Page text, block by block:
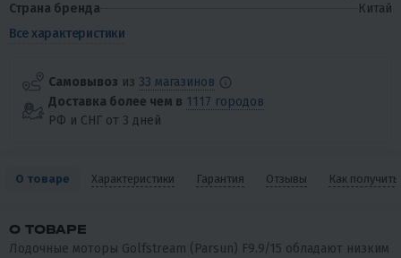
Страна бренда
Китай
Все характеристики
Самовывоз из 33 магазинов
Доставка более чем в 1117 городов
РФ и СНГ от 3 дней
О товаре Характеристики Гарантия Отзывы Как получить
О ТОВАРЕ
Лодочные моторы Golfstream (Parsun) F9.9/15 обладают низким